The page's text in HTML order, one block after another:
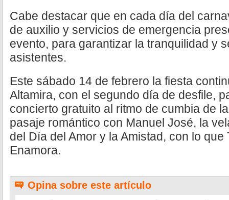
Cabe destacar que en cada día del
de auxilio y servicios de emergencia
evento, para garantizar la tranquilidad y
asistentes.
Este sábado 14 de febrero la fiesta
Altamira, con el segundo día de desfile,
concierto gratuito al ritmo de cumbia de
pasaje romántico con Manuel José, la
del Día del Amor y la Amistad, con lo que
Enamora.
Opina sobre este artículo